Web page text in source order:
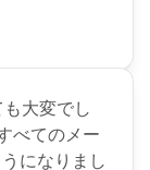
大変でし
べてのメー
になりまし